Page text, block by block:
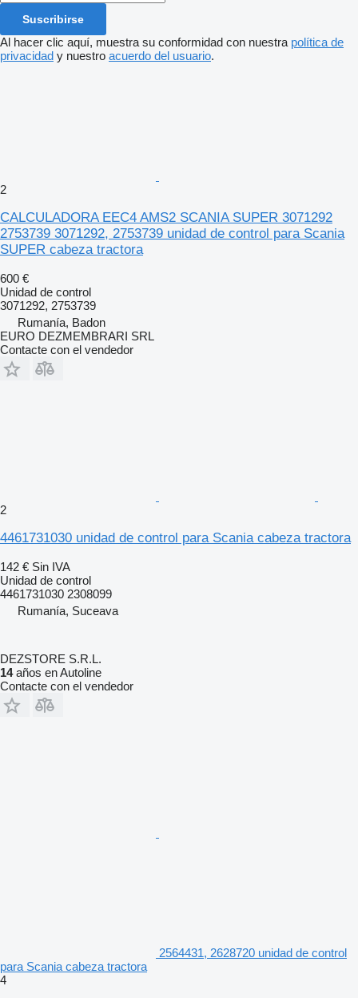
Suscribirse
Al hacer clic aquí, muestra su conformidad con nuestra política de
privacidad y nuestro acuerdo del usuario.
2
CALCULADORA EEC4 AMS2 SCANIA SUPER 3071292
2753739 3071292, 2753739 unidad de control para Scania
SUPER cabeza tractora
600 €
Unidad de control
3071292, 2753739
Rumanía, Badon
EURO DEZMEMBRARI SRL
Contacte con el vendedor
2
4461731030 unidad de control para Scania cabeza tractora
142 € Sin IVA
Unidad de control
4461731030 2308099
Rumanía, Suceava
DEZSTORE S.R.L.
14años en Autoline
Contacte con el vendedor
2564431, 2628720 unidad de control
para Scania cabeza tractora
4